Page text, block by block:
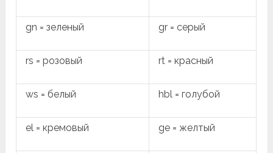
gn = зеленый gr = серый
rs = розовый rt = красный
ws = белый hbl = голубой
el = кремовый ge = желтый